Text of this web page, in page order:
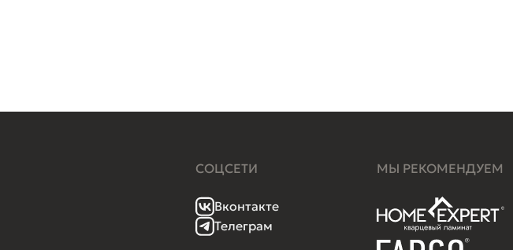
СОЦСЕТИ
Вконтакте
Телеграм
МЫ РЕКОМЕНДУЕМ